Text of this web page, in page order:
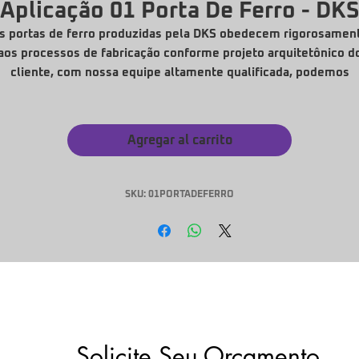
Aplicação 01 Porta De Ferro - DKS
portas de ferro produzidas pela DKS obedecem
processos de fabricação conforme projeto arquitetônico
cliente, com nossa equipe altamente qualificada, podemos
Portas e Barras antipânico vendidas separadamente.
Agregar al carrito
SKU: 01PORTADEFERRO